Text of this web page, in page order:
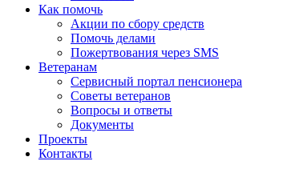
Как помочь
Акции по сбору средств
Помочь делами
Пожертвования через SMS
Ветеранам
Сервисный портал пенсионера
Советы ветеранов
Вопросы и ответы
Документы
Проекты
Контакты